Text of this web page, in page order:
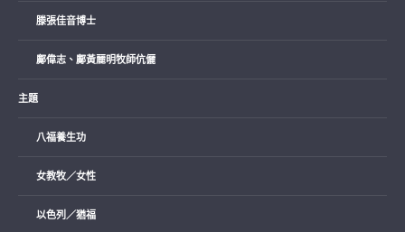
滕張佳音博士
鄺偉志、鄺黃麗明牧師伉儷
主題
八福養生功
女教牧／女性
以色列／猶福